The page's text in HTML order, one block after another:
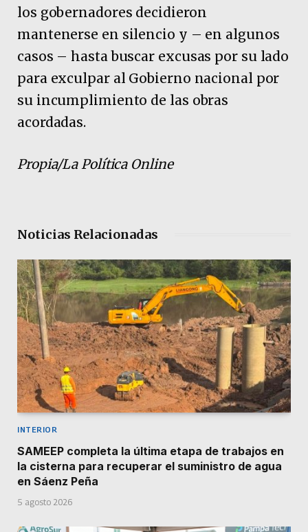
los gobernadores decidieron
mantenerse en silencio y – en algunos
casos – hasta buscar excusas por su lado
para exculpar al Gobierno nacional por
su incumplimiento de las obras
acordadas.
Propia/La Política Online
Noticias Relacionadas
INTERIOR
SAMEEP completa la última etapa de trabajos en
la cisterna para recuperar el suministro de agua
en Sáenz Peña
5 agosto 2026